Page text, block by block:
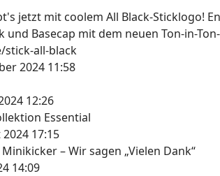
jetzt mit coolem All Black-Sticklogo!
und Basecap mit dem neuen Ton-in-
stick-all-black
2024 11:58
12:26
Essential
17:15
– Wir sagen „Vielen Dank“
14:09